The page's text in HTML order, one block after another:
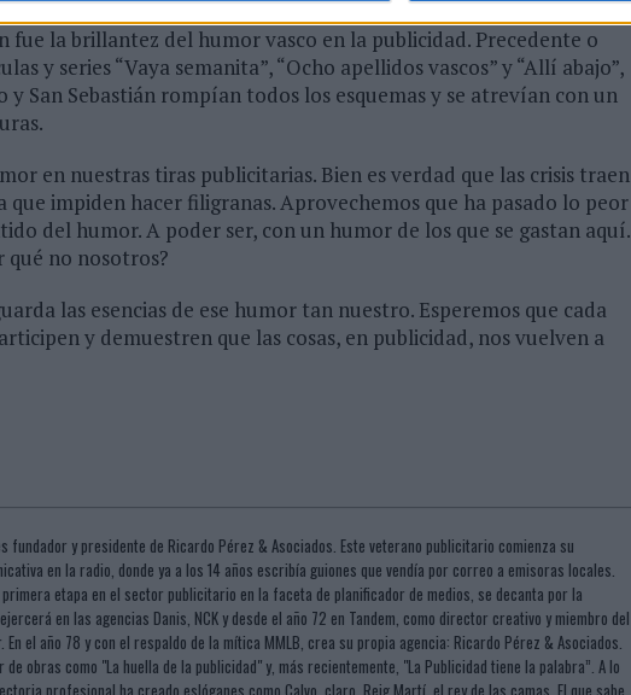
distintos estilos de humor para una conferencia sobre el particular
fue la brillantez del humor vasco en la publicidad. Precedente o
y series “Vaya semanita”, “Ocho apellidos vascos” y “Allí abajo”,
y San Sebastián rompían todos los esquemas y se atrevían con un
en nuestras tiras publicitarias. Bien es verdad que las crisis traen
impiden hacer filigranas. Aprovechemos que ha pasado lo peor
del humor. A poder ser, con un humor de los que se gastan aquí.
qué no nosotros?
las esencias de ese humor tan nuestro. Esperemos que cada
y demuestren que las cosas, en publicidad, nos vuelven a
fundador y presidente de Ricardo Pérez & Asociados. Este veterano publicitario comienza su
en la radio, donde ya a los 14 años escribía guiones que vendía por correo a emisoras locales.
primera etapa en el sector publicitario en la faceta de planificador de medios, se decanta por la
en las agencias Danis, NCK y desde el año 72 en Tandem, como director creativo y miembro del
En el año 78 y con el respaldo de la mítica MMLB, crea su propia agencia: Ricardo Pérez & Asociados.
de obras como "La huella de la publicidad" y, más recientemente, "La Publicidad tiene la palabra”. A lo